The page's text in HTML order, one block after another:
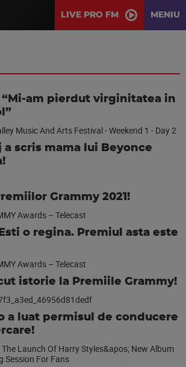
LIVE PRO FM MENIU
“Mi-am pierdut virginitatea in
a scris mama lui Beyonce
Grammy 2021!
o regina. Premiul asta este
istorie la Premiile Grammy!
a luat permisul de conducere